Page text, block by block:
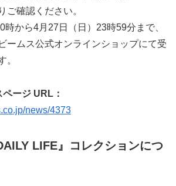
ご確認ください。
から4月27日（日）23時59分まで、
ームス公式オンラインショップにて受
。
ージ URL：
news/4373
LIFE』コレクションにつ